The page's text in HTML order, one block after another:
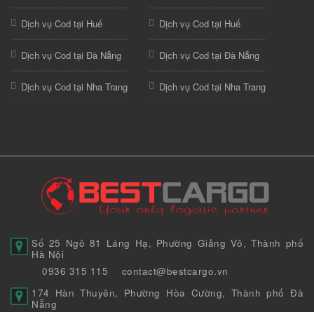
Dịch vụ Cod tại Huế
Dịch vụ Cod tại Đà Nẵng
Dịch vụ Cod tại Nha Trang
Dịch vụ Cod tại Huế
Dịch vụ Cod tại Đà Nẵng
Dịch vụ Cod tại Nha Trang
Số 25 Ngõ 81 Láng Hạ, Phường Giảng Võ, Thành phố
Hà Nội
0936 315 115
contact@bestcargo.vn
174 Hàn Thuyên, Phường Hòa Cường, Thành phố Đà
Nẵng